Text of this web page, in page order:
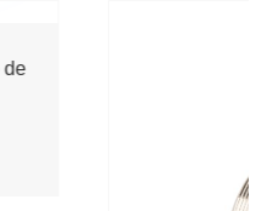
de latón